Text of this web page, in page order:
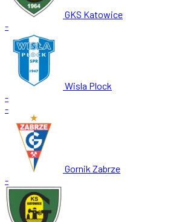
GKS Katowice
-
Wisla Plock
-
-
Gornik Zabrze
-